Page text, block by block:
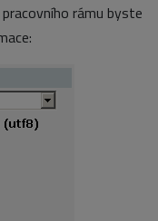
rámu byste